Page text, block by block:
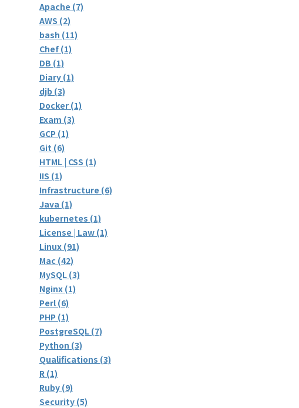
Apache (7)
AWS (2)
bash (11)
Chef (1)
DB (1)
Diary (1)
djb (3)
Docker (1)
Exam (3)
GCP (1)
Git (6)
HTML | CSS (1)
IIS (1)
Infrastructure (6)
Java (1)
kubernetes (1)
License | Law (1)
Linux (91)
Mac (42)
MySQL (3)
Nginx (1)
Perl (6)
PHP (1)
PostgreSQL (7)
Python (3)
Qualifications (3)
R (1)
Ruby (9)
Security (5)